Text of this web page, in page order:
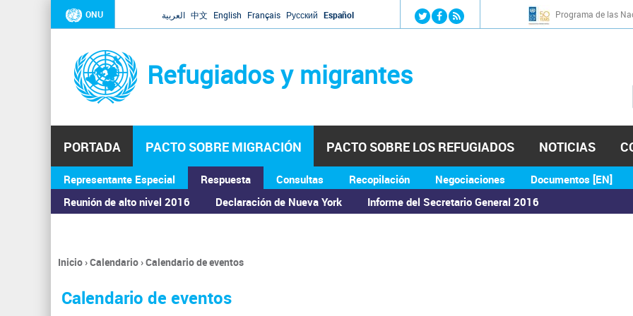
Jump to navigation
ONU العربية 中文 English Français Русский Español Programa de las
Refugiados y migrantes
PORTADA PACTO SOBRE MIGRACIÓN
Representante Especial
Respuesta
Reunión de alto nivel 2016
Declaración de Nueva York Informe del Secretario General 2016
Consultas Recopilación Negociaciones Documentos [EN]
PACTO SOBRE LOS REFUGIADOS NOTICIAS
ASAMBLEA GENERAL
Se
encuentra
usted
Inicio›Calendario›Calendario de eventos
Calendario de eventos